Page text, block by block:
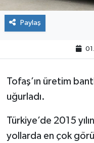
Paylaş
Tofaş’ın üretim
uğurladı.
Türkiye’de 2015
yollarda en çok